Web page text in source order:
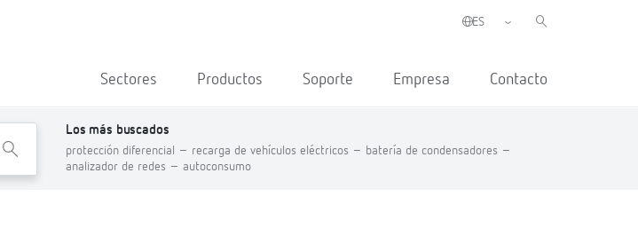
Sectores Productos Soporte Empresa Contacto
X
Los más buscados
protección diferencial – recarga de vehículos eléctricos – batería de condensadores –
analizador de redes – autoconsumo